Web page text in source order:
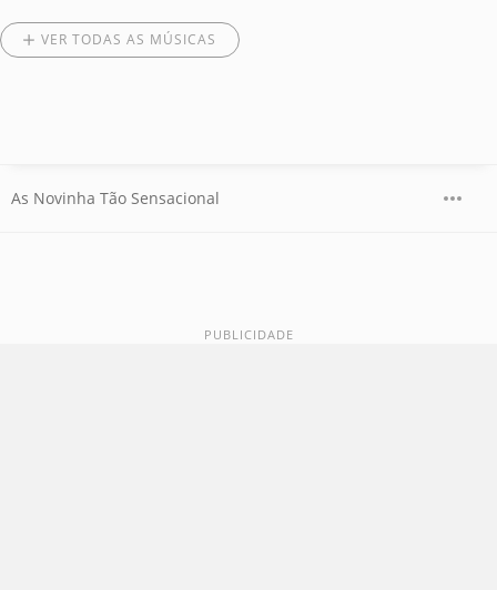
VER TODAS AS MÚSICAS
As Novinha Tão Sensacional